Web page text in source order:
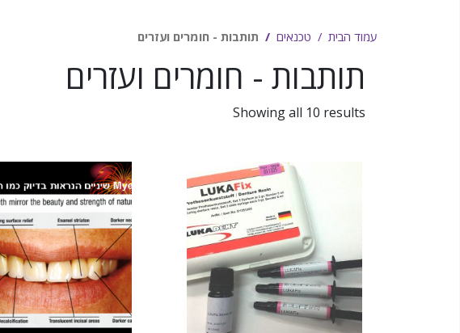
עמוד הבית טכנאים תותבות - חומרים ועזרים
תותבות - חומרים ועזרים
Showing all 10 results